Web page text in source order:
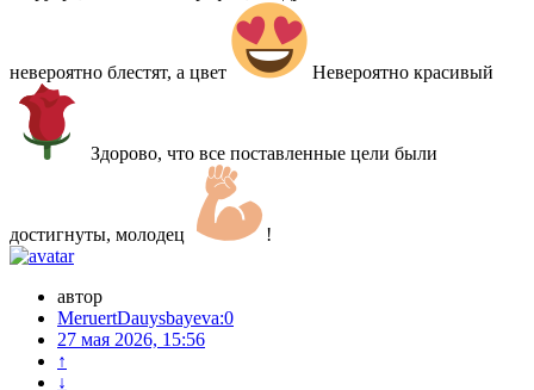
невероятно блестят, а цвет Невероятно красивый
Здорово, что все поставленные цели были
достигнуты, молодец !
автор
MeruertDauysbayeva:0
27 мая 2026, 15:56
↑
↓